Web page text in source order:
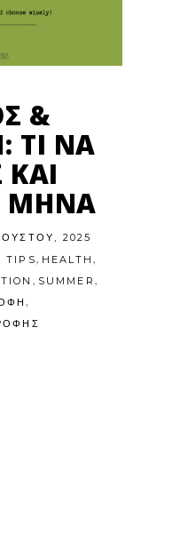
&
ΤΙ ΝΑ
ΚΑΙ
ΜΉΝΑ
2025
TIPS, HEALTH,
, SUMMER ,
,